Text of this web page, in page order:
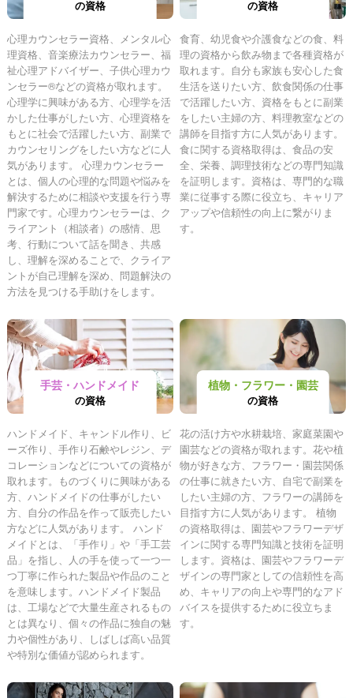
の資格
心理カウンセラー資格、メンタル心
理資格、音楽療法カウンセラー、福
祉心理アドバイザー、子供心理カウ
ンセラー®などの資格が取れます。
心理学に興味がある方、心理学を活
かした仕事がしたい方、心理資格を
もとに社会で活躍したい方、副業で
カウンセリングをしたい方などに人
気があります。 心理カウンセラー
とは、個人の心理的な問題や悩みを
解決するために相談や支援を行う専
門家です。心理カウンセラーは、ク
ライアント（相談者）の感情、思
考、行動について話を聞き、共感
し、理解を深めることで、クライア
ントが自己理解を深め、問題解決の
方法を見つける手助けをします。
の資格
食育、幼児食や介護食などの食、料
理の資格から飲み物まで各種資格が
取れます。自分も家族も安心した食
生活を送りたい方、飲食関係の仕事
で活躍したい方、資格をもとに副業
をしたい主婦の方、料理教室などの
講師を目指す方に人気があります。
食に関する資格取得は、食品の安
全、栄養、調理技術などの専門知識
を証明します。資格は、専門的な職
業に従事する際に役立ち、キャリア
アップや信頼性の向上に繋がりま
す。
手芸・ハンドメイド
の資格
ハンドメイド、キャンドル作り、ビ
ーズ作り、手作り石鹸やレジン、デ
コレーションなどについての資格が
取れます。ものづくりに興味がある
方、ハンドメイドの仕事がしたい
方、自分の作品を作って販売したい
方などに人気があります。 ハンド
メイドとは、「手作り」や「手工芸
品」を指し、人の手を使って一つ一
つ丁寧に作られた製品や作品のこと
を意味します。ハンドメイド製品
は、工場などで大量生産されるもの
とは異なり、個々の作品に独自の魅
力や個性があり、しばしば高い品質
や特別な価値が認められます。
植物・フラワー・園芸
の資格
花の活け方や水耕栽培、家庭菜園や
園芸などの資格が取れます。花や植
物が好きな方、フラワー・園芸関係
の仕事に就きたい方、自宅で副業を
したい主婦の方、フラワーの講師を
目指す方に人気があります。 植物
の資格取得は、園芸やフラワーデザ
インに関する専門知識と技術を証明
します。資格は、園芸やフラワーデ
ザインの専門家としての信頼性を高
め、キャリアの向上や専門的なアド
バイスを提供するために役立ちま
す。